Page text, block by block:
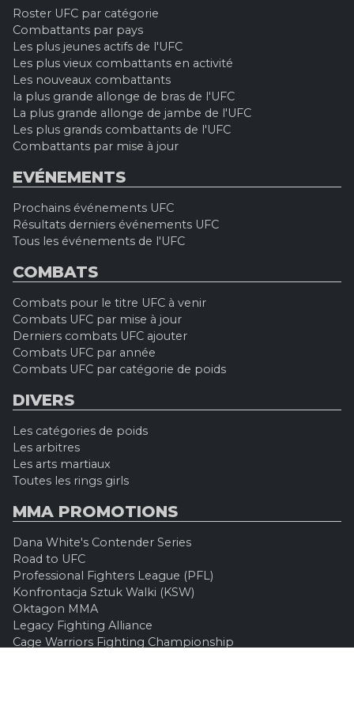
Roster UFC par catégorie
Combattants par pays
Les plus jeunes actifs de l'UFC
Les plus vieux combattants en activité
Les nouveaux combattants
la plus grande allonge de bras de l'UFC
La plus grande allonge de jambe de l'UFC
Les plus grands combattants de l'UFC
Combattants par mise à jour
EVÉNEMENTS
Prochains événements UFC
Résultats derniers événements UFC
Tous les événements de l'UFC
COMBATS
Combats pour le titre UFC à venir
Combats UFC par mise à jour
Derniers combats UFC ajouter
Combats UFC par année
Combats UFC par catégorie de poids
DIVERS
Les catégories de poids
Les arbitres
Les arts martiaux
Toutes les rings girls
MMA PROMOTIONS
Dana White's Contender Series
Road to UFC
Professional Fighters League (PFL)
Konfrontacja Sztuk Walki (KSW)
Oktagon MMA
Legacy Fighting Alliance
Cage Warriors Fighting Championship